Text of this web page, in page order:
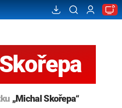
„Michal Skořepa“